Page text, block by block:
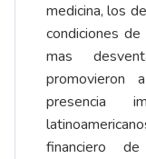
medicina, los
condiciones
mas
promovieron
presencia
financiero